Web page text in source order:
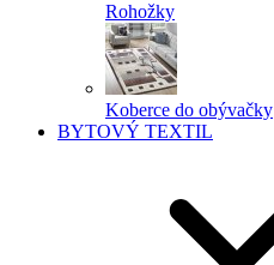
Rohožky
Koberce do obývačky
BYTOVÝ TEXTIL